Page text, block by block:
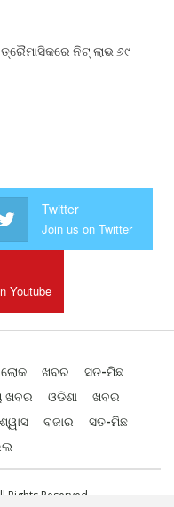
ନିଟ୍ ଲାଭ ୬୯
Twitter
Join us on Twitter
Youtube
ଖବର
ସତ-ମିଛ
ଖବର ଓଡିଶା
ଖବର
ବଜାର
ସତ-ମିଛ
Reserved.